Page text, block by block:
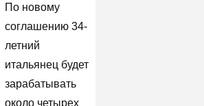
По новому
соглашению 34-
летний
итальянец будет
зарабатывать
около четырех